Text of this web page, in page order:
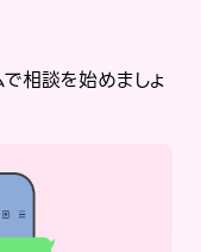
相談を始めましょ